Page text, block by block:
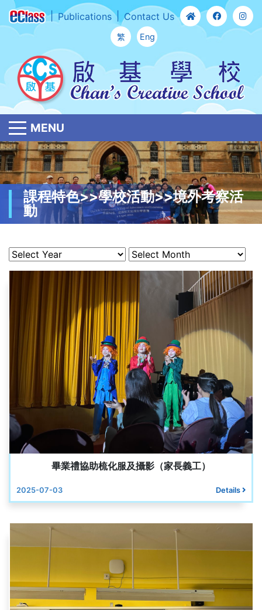
Publications Contact Us
繁 Eng
MENU
課程特色>>學校活動>>境外考察活
動
畢業禮協助梳化服及攝影（家長義工）
2025-07-03 Details